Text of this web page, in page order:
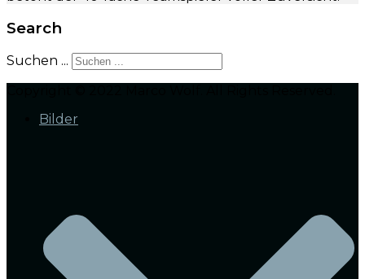
Search
Suchen ...
Bilder